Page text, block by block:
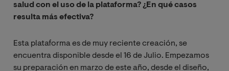
salud con el uso de la plataforma? ¿En qué casos
resulta más efectiva?
Esta plataforma es de muy reciente creación, se
encuentra disponible desde el 16 de Julio. Empezamos
su preparación en marzo de este año, desde el diseño,